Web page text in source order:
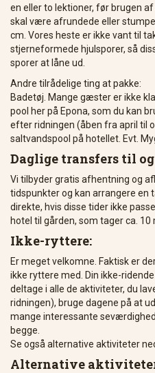
en eller to lektioner, før brugen
skal være afrundede eller
cm. Vores heste er ikke vant til
stjerneformede hjulsporer, så
sporer at låne ud.
Andre tilrådelige ting at pakke:
Badetøj. Mange gæster er ikke
pool her på Epona, som du kan
efter ridningen (åben fra april til
saltvandspool på hotellet. Evt.
Daglige transfers til
Vi tilbyder gratis afhentning og
tidspunkter og kan arrangere en
direkte, hvis disse tider ikke
hotel til gården, som tager ca. 10
Ikke-ryttere:
Er meget velkomne. Faktisk er
ikke ryttere med. Din ikke-
deltage i alle de aktiviteter, du
ridningen), bruge dagene på at
mange interessante
begge.
Se også alternative aktiviteter
Alternative